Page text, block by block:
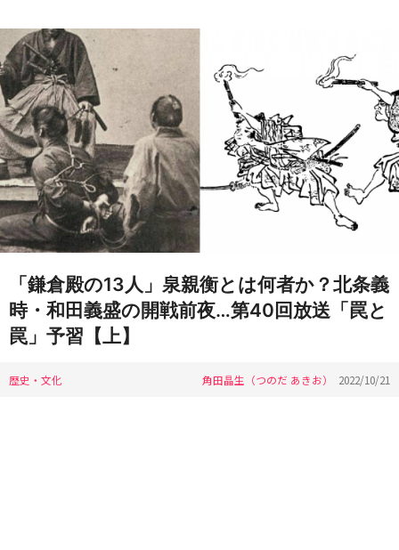
「鎌倉殿の13人」泉親衡とは何者か？北条義
時・和田義盛の開戦前夜…第40回放送「罠と
罠」予習【上】
歴史・文化 角田晶生（つのだ あきお） 2022/10/21